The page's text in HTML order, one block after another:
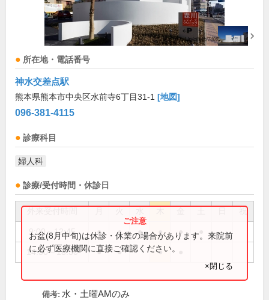
所在地・電話番号
神水交差点駅
熊本県熊本市中央区水前寺6丁目31-1 [地図]
096-381-4115
診療科目
婦人科
診療/受付時間・休診日
祝
9:00～12:45 ● ● ● ● ●
14:30～18:30 ● ● ●
お盆(8月中旬)は休診・休業の場合があります。来院前
に必ず医療機関に直接ご確認ください。
×閉じる
備考: 水・土曜AMのみ